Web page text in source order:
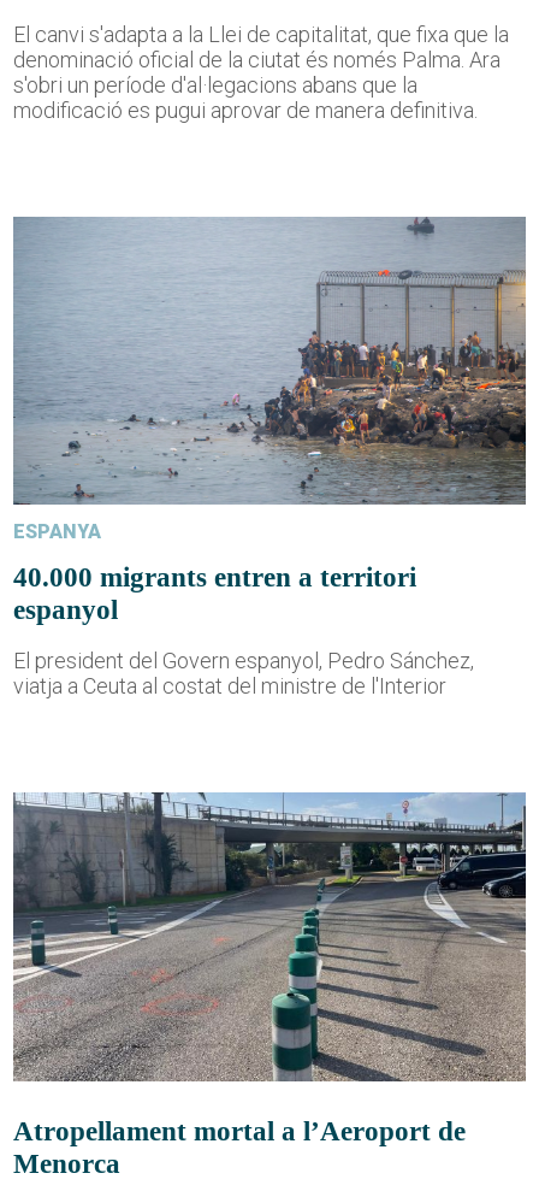
El canvi s'adapta a la Llei de capitalitat, que fixa que la
denominació oficial de la ciutat és només Palma. Ara
s'obri un període d'al·legacions abans que la
modificació es pugui aprovar de manera definitiva.
ESPANYA
40.000 migrants entren a territori
espanyol
El president del Govern espanyol, Pedro Sánchez,
viatja a Ceuta al costat del ministre de l'Interior
Atropellament mortal a l’Aeroport de
Menorca